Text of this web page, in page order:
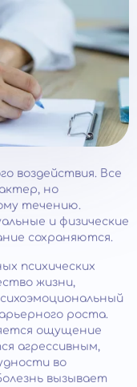
воздействия. Все
но
течению.
и физические
сохраняются.
психических
жизни,
роста.
ощущение
агрессивным,
во
вызывает